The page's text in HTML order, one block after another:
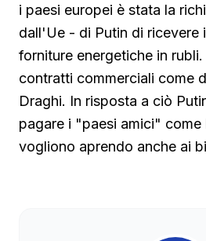
i paesi europei è stata la
dall'Ue - di Putin di ricevere
forniture energetiche in
contratti commerciali come
Draghi. In risposta a ciò
pagare i "paesi amici" come
vogliono aprendo anche ai